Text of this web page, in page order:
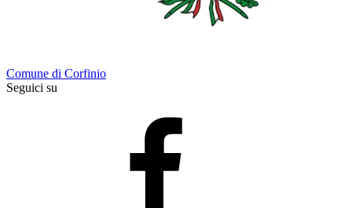
Comune di Corfinio
Seguici su